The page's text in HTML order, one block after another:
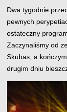
Dwa tygodnie
pewnych
ostateczny
Zaczynaliśmy od
Skubas, a
drugim dniu